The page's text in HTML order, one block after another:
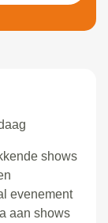
shows
evenement
aan shows